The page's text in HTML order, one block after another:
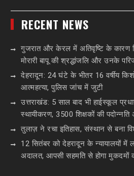
RECENT NEWS
गुजरात और केरल में अतिवृष्टि के कारण
मोरारी बापू की श्रद्धांजलि और उनके
देहरादून: 24 घंटे के भीतर 16 वर्षीय
आत्महत्या, पुलिस जांच में जुटी
उत्तराखंड: 5 साल बाद भी हाईस्कूल
स्थायीकरण, 3500 शिक्षकों की
तुलाज़ ने रचा इतिहास, संस्थान से बना
12 सितंबर को देहरादून के न्यायालयों में
अदालत, आपसी सहमति से होगा मुकदमों